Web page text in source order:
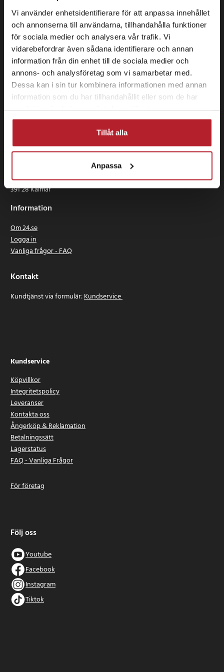
Vi använder enhetsidentifierare för att anpassa innehållet
och annonserna till användarna, tillhandahålla funktioner
för sociala medier och analysera vår trafik. Vi
vidarebefordrar även sådana identifierare och annan
information från din enhet till de sociala medier och
annons- och analysföretag som vi samarbetar med.
Dessa kan i sin tur kombinera informationen med annan
information som du har tillhandahållit eller som de har
Tillåt alla
Anpassa
Box 829
391 28 Kalmar
Information
Om 24.se
Logga in
Vanliga frågor - FAQ
Kontakt
Kundtjänst via formulär:Kundservice
Kundservice
Köpvillkor
Integritetspolicy
Leveranser
Kontakta oss
Ångerköp & Reklamation
Betalningssätt
Lagerstatus
FAQ - Vanliga Frågor
För företag
Följ oss
Youtube
Facebook
Instagram
Tiktok